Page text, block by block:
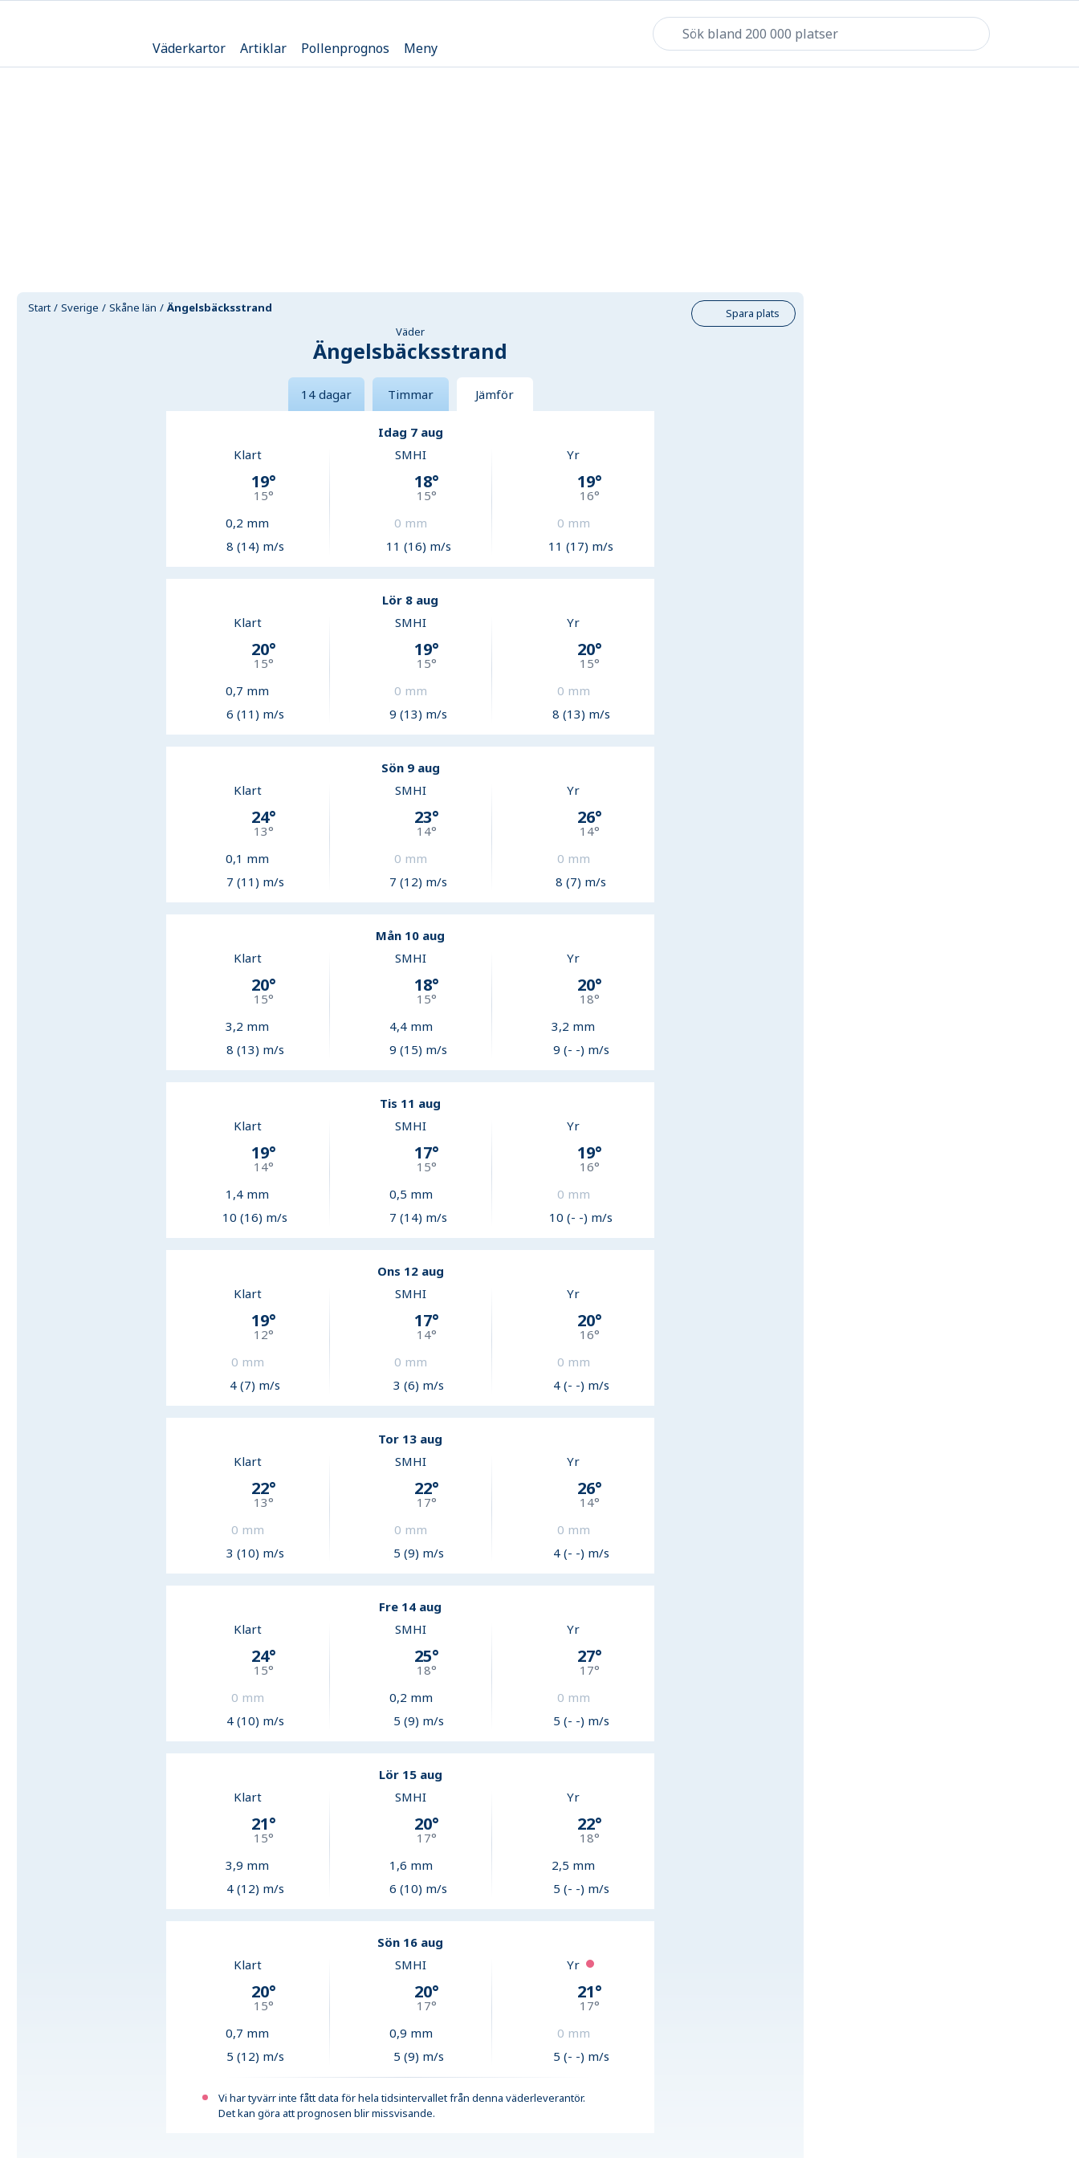
Väderkartor Artiklar Pollenprognos Meny
Start Sverige Skåne län Ängelsbäcksstrand
Spara plats
Väder
Ängelsbäcksstrand
14 dagar Timmar Jämför
Idag 7 aug
Klart
19°
15°
0,2 mm
8 (14) m/s
SMHI
18°
15°
0 mm
11 (16) m/s
Yr
19°
16°
0 mm
11 (17) m/s
Lör 8 aug
Klart
20°
15°
0,7 mm
6 (11) m/s
SMHI
19°
15°
0 mm
9 (13) m/s
Yr
20°
15°
0 mm
8 (13) m/s
Sön 9 aug
Klart
24°
13°
0,1 mm
7 (11) m/s
SMHI
23°
14°
0 mm
7 (12) m/s
Yr
26°
14°
0 mm
8 (7) m/s
Mån 10 aug
Klart
20°
15°
3,2 mm
8 (13) m/s
SMHI
18°
15°
4,4mm
9 (15) m/s
Yr
20°
18°
3,2 mm
9 (- -) m/s
Tis 11 aug
Klart
19°
14°
1,4 mm
10 (16) m/s
SMHI
17°
15°
0,5 mm
7 (14) m/s
Yr
19°
16°
0 mm
10 (- -) m/s
Ons 12 aug
Klart
19°
12°
0 mm
4 (7) m/s
SMHI
17°
14°
0 mm
3 (6) m/s
Yr
20°
16°
0 mm
4 (- -) m/s
Tor 13 aug
Klart
22°
13°
0 mm
3 (10) m/s
SMHI
22°
17°
0 mm
5 (9) m/s
Yr
26°
14°
0 mm
4 (- -) m/s
Fre 14 aug
Klart
24°
15°
0 mm
4 (10) m/s
SMHI
25°
18°
0,2 mm
5 (9) m/s
Yr
27°
17°
0 mm
5 (- -) m/s
Lör 15 aug
Klart
21°
15°
3,9 mm
4 (12) m/s
SMHI
20°
17°
1,6 mm
6 (10) m/s
Yr
22°
18°
2,5 mm
5 (- -) m/s
Sön 16 aug
Klart
20°
15°
0,7 mm
5 (12) m/s
SMHI
20°
17°
0,9 mm
5 (9) m/s
Yr
21°
17°
0 mm
5 (- -) m/s
Vi har tyvärr inte fått data för hela tidsintervallet från denna väderleverantör.
Det kan göra att prognosen blir missvisande.